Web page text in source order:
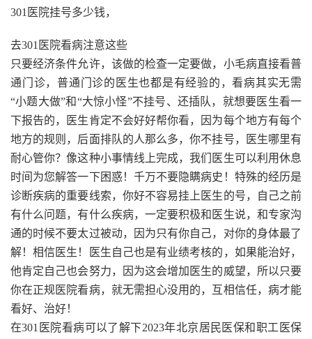
301医院挂号多少钱，
去301医院看病注意这些
只要经济条件允许，该做的检查一定要做，小毛病直接看普
通门诊，普通门诊的医生也都是有经验的，看病其实无需
“小题大做”和“大惊小怪”不挂号、还插队，就想要医生看一
下报告的，医生肯定不会好好帮你看，因为每个地方有每个
地方的规则，后面排队的人那么多，你不挂号，医生哪里有
耐心管你？像这种小事情线上完成，我们医生可以利用休息
时间为您解答一下困惑！千万不要隐瞒病史！特殊的经历是
诊断疾病的重要线索，你好不容易挂上医生的号，自己之前
有什么问题，有什么疾病，一定要积极和医生说，和专家沟
通的时候不要太过被动，因为只有你自己，对你的身体最了
解！相信医生！医生自己也是有业绩考核的，如果能治好，
他肯定自己也会努力，因为这会增加医生的威望，所以只要
你在正规医院看病，就无需担心没用的，互相信任，病才能
看好、治好！
在301医院看病可以了解下2023年北京居民医保和职工医保